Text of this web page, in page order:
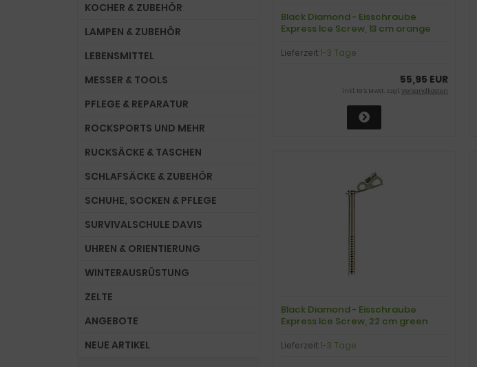
Black Diamond - Eisschraube
Express Ice Screw, 13 cm orange
Lieferzeit:1-3 Tage
55,95 EUR
inkl. 19 % MwSt. zzgl.Versandkosten
Black Diamond - Eisschraube
Express Ice Screw, 22 cm green
Lieferzeit:1-3 Tage
KOCHER & ZUBEHÖR
LAMPEN & ZUBEHÖR
LEBENSMITTEL
MESSER & TOOLS
PFLEGE & REPARATUR
ROCKSPORTS UND MEHR
RUCKSÄCKE & TASCHEN
SCHLAFSÄCKE & ZUBEHÖR
SCHUHE, SOCKEN & PFLEGE
SURVIVALSCHULE DAVIS
UHREN & ORIENTIERUNG
WINTERAUSRÜSTUNG
ZELTE
ANGEBOTE
NEUE ARTIKEL